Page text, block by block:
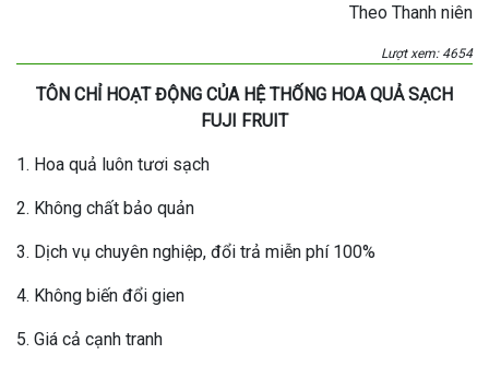
Theo Thanh niên
Lượt xem: 4654
TÔN CHỈ HOẠT ĐỘNG CỦA HỆ THỐNG HOA QUẢ SẠCH
FUJI FRUIT
1. Hoa quả luôn tươi sạch
2. Không chất bảo quản
3. Dịch vụ chuyên nghiệp, đổi trả miễn phí 100%
4. Không biến đổi gien
5. Giá cả cạnh tranh